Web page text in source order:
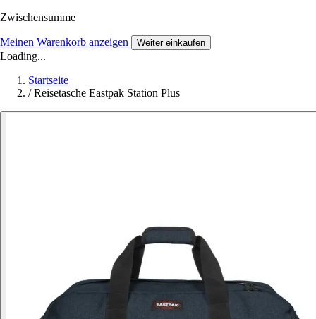
Zwischensumme
Meinen Warenkorb anzeigen Weiter einkaufen
Loading...
Startseite
/ Reisetasche Eastpak Station Plus